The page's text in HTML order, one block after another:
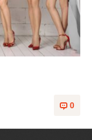
0